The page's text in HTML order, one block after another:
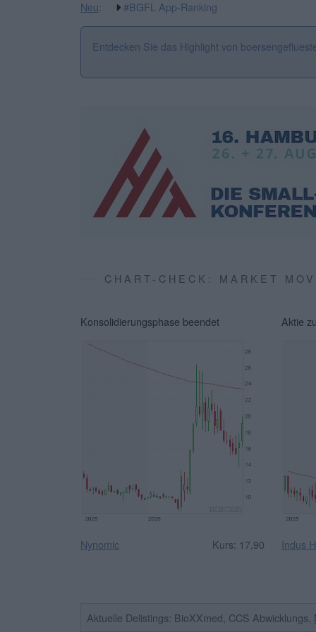
Neu: #BGFL App-Ranking
Entdecken Sie das Highlight von
CHART-CHECK: MARKET
Konsolidierungsphase beendet
Nynomic Kurs: 17,90
Aktie
Indus
Aktuelle Delistings: BioXXmed, CCS Abwicklungs,